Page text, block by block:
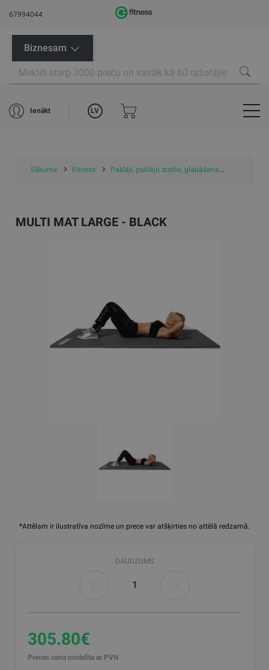
67994044
Biznesam
Ienākt LV
Sākums Fitness Paklāji, paklāju statīvi, glabāšana
*Attēlam ir ilustratīva nozīme un prece var atšķirties no attēlā redzamā.
MULTI MAT LARGE - BLACK
DAUDZUMS
305.80€
Preces cena norādīta ar PVN